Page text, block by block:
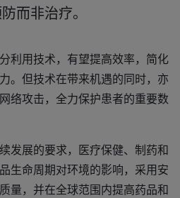
而非治疗。
利用技术，有望提高效率，简化
。但技术在带来机遇的同时，亦
络攻击，全力保护患者的重要数
发展的要求，医疗保健、制药和
生命周期对环境的影响，采用安
量，并在全球范围内提高药品和